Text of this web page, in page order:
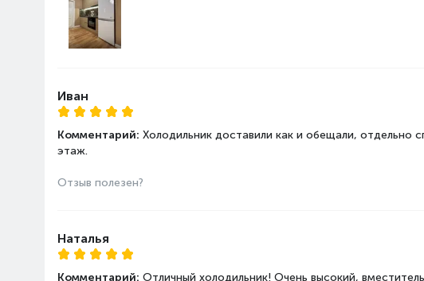
Иван
Комментарий: Холодильник доставили как и обещали, отдельно
этаж.
Отзыв полезен?
Наталья
Комментарий: Отличный холодильник! Очень высокий,